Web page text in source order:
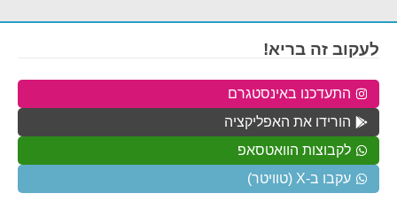
לעקוב זה בריא!
התעדכנו באינסטגרם
הורידו את האפליקציה
לקבוצות הוואטסאפ
עקבו ב-X (טוויטר)